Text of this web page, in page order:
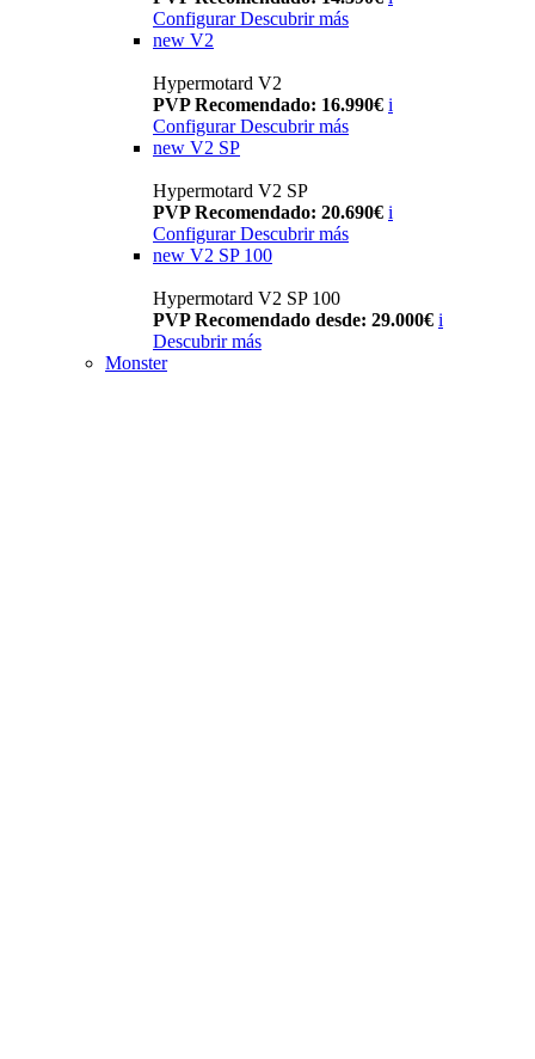
Configurar Descubrir más
new V2
Hypermotard V2
PVP Recomendado: 16.990€ i
Configurar Descubrir más
new V2 SP
Hypermotard V2 SP
PVP Recomendado: 20.690€ i
Configurar Descubrir más
new V2 SP 100
Hypermotard V2 SP 100
PVP Recomendado desde: 29.000€ i
Descubrir más
Monster